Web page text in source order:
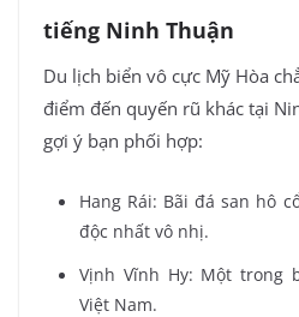
tiếng Ninh Thuận
Du lịch biển vô cực Mỹ Hòa
điểm đến quyến rũ khác tại
gợi ý bạn phối hợp:
Hang Rái: Bãi đá san hô
độc nhất vô nhị.
Vịnh Vĩnh Hy: Một trong
Việt Nam.